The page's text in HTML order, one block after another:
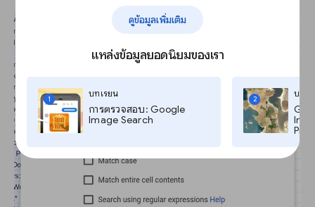
ดูข้อมูลเพิ่มเติม
แหล่งข้อมูลยอดนิยมของเรา
1
บทเรียน
การตรวจสอบ: Google
Image Search
2
บทเ
Pro,